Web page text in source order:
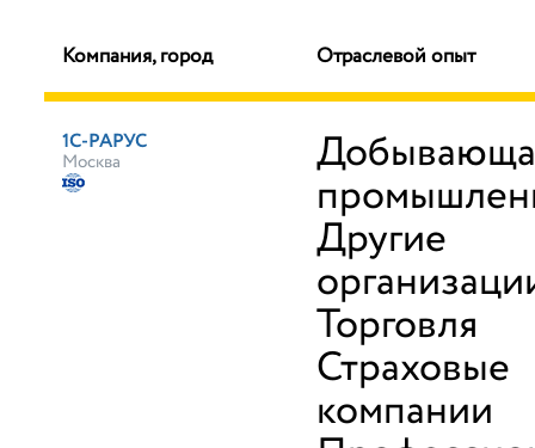
Компания, город Отраслевой опыт
1С-РАРУС
Москва
Другие
Торговля
Страховые
компании